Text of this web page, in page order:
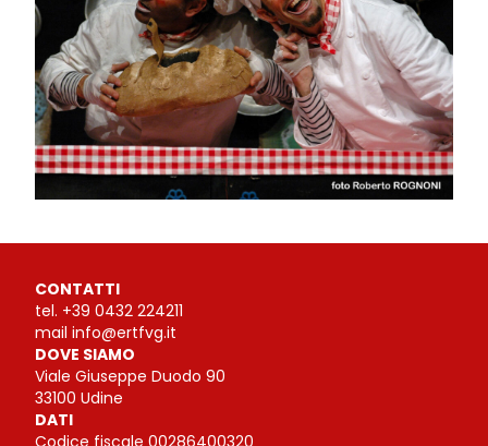
CONTATTI
tel. +39 0432 224211
mail info@ertfvg.it
DOVE SIAMO
Viale Giuseppe Duodo 90
33100 Udine
DATI
Codice fiscale 00286400320